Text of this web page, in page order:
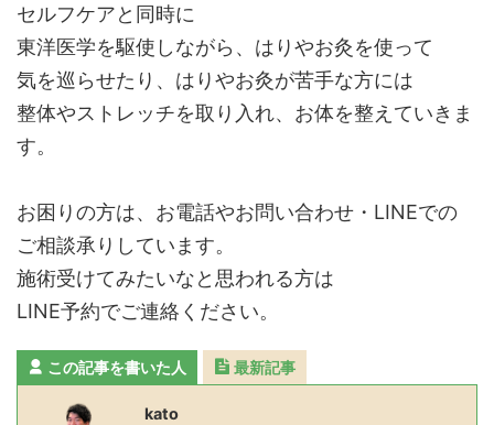
セルフケアと同時に
東洋医学を駆使しながら、はりやお灸を使って
気を巡らせたり、はりやお灸が苦手な方には
整体やストレッチを取り入れ、お体を整えていきま
す。
お困りの方は、お電話やお問い合わせ・LINEでの
ご相談承りしています。
施術受けてみたいなと思われる方は
LINE予約でご連絡ください。
この記事を書いた人 最新記事
kato